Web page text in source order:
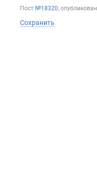
Пост №18320, опубликован
Сохранить